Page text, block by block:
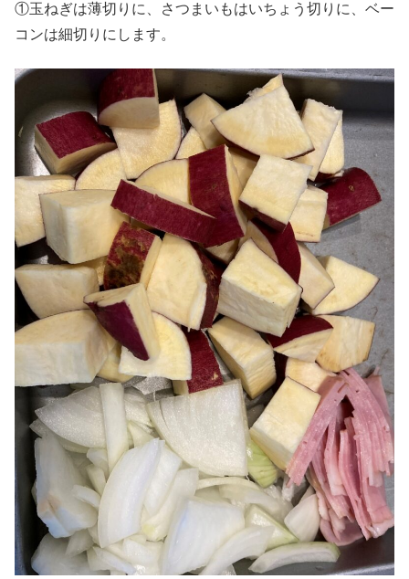
①玉ねぎは薄切りに、さつまいもはいちょう切りに、ベー
コンは細切りにします。